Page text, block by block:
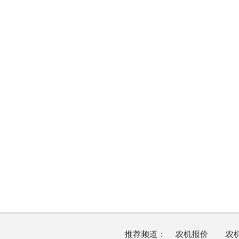
推荐频道： 农机报价 农